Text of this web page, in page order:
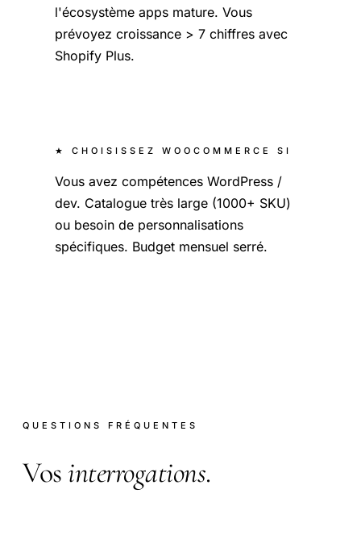
l'écosystème apps mature. Vous
prévoyez croissance > 7 chiffres avec
Shopify Plus.
★ CHOISISSEZ WOOCOMMERCE SI
Vous avez compétences WordPress /
dev. Catalogue très large (1000+ SKU)
ou besoin de personnalisations
spécifiques. Budget mensuel serré.
QUESTIONS FRÉQUENTES
Vos interrogations.